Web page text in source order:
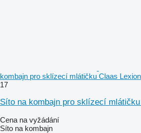
kombajn pro sklízecí mlátičku Claas
17
Síto na kombajn pro sklízecí
Cena na vyžádání
Síto na kombajn